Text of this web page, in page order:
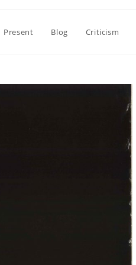
Present Blog Criticism